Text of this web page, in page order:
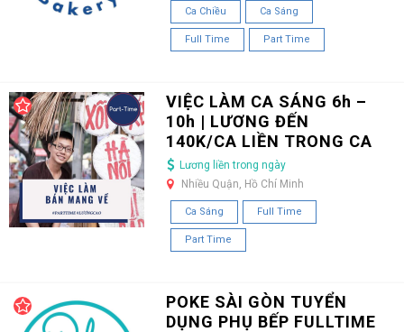
Ca Chiều Ca Sáng
Full Time Part Time
VIỆC LÀM CA SÁNG 6h –
10h | LƯƠNG ĐẾN
140K/CA LIỀN TRONG CA
Lương liền trong ngày
Nhiều Quận, Hồ Chí Minh
Ca Sáng Full Time
Part Time
POKE SÀI GÒN TUYỂN
DỤNG PHỤ BẾP FULLTIME